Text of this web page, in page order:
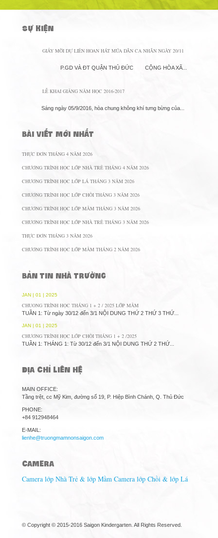
SỰ KIỆN
GIẤY MỜI DỰ LIÊN HOAN HÁT MÚA DÂN CA NHÂN NGÀY 20/11
P.GD VÀ ĐT QUẬN THỦ ĐỨC CỘNG HÒA XÃ...
LỄ KHAI GIẢNG NĂM HỌC 2016-2017
Sáng ngày 05/9/2016, hòa chung không khí tưng bừng của...
BÀI VIẾT MỚI NHẤT
THỰC ĐƠN THÁNG 4 NĂM 2026
CHƯƠNG TRÌNH HỌC LỚP NHÀ TRẺ THÁNG 4 NĂM 2026
CHƯƠNG TRÌNH HỌC LỚP LÁ THÁNG 3 NĂM 2026
CHƯƠNG TRÌNH HỌC LỚP CHỒI THÁNG 3 NĂM 2026
CHƯƠNG TRÌNH HỌC LỚP MẦM THÁNG 3 NĂM 2026
CHƯƠNG TRÌNH HỌC LỚP NHÀ TRẺ THÁNG 3 NĂM 2026
THỰC ĐƠN THÁNG 3 NĂM 2026
CHƯƠNG TRÌNH HỌC LỚP MẦM THÁNG 2 NĂM 2026
BẢN TIN NHÀ TRƯỜNG
JAN | 01 | 2025
CHUONG TRÌNH HỌC THÁNG 1 + 2 / 2025 LỚP MẦM
TUẦN 1: Từ ngày 30/12 đến 3/1 NỘI DUNG THỨ 2 THỨ 3 THỨ...
JAN | 01 | 2025
CHƯƠNG TRÌNH HỌC LỚP CHỒI THÁNG 1 + 2 /2025
TUẦN 1: THÁNG 1: Từ 30/12 đến 3/1 NỘI DUNG THỨ 2 THỨ...
ĐỊA CHỈ LIÊN HỆ
MAIN OFFICE:
Tầng trệt, cc Mỹ Kim, đường số 19, P. Hiệp Bình Chánh, Q. Thủ Đức
PHONE:
+84 912948464
E-MAIL:
lienhe@truongmamnonsaigon.com
CAMERA
Camera lớp Nhà Trẻ & lớp Mầm Camera lớp Chồi & lớp Lá
© Copyright © 2015-2016 Saigon Kindergarten. All Rights Reserved.